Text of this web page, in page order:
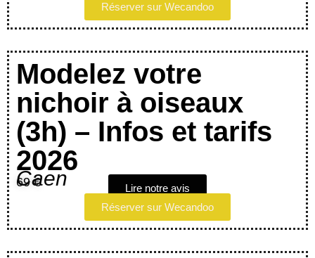
Réserver sur Wecandoo
Modelez votre
nichoir à oiseaux
(3h) – Infos et tarifs
2026
Caen
69 €
Lire notre avis
Réserver sur Wecandoo